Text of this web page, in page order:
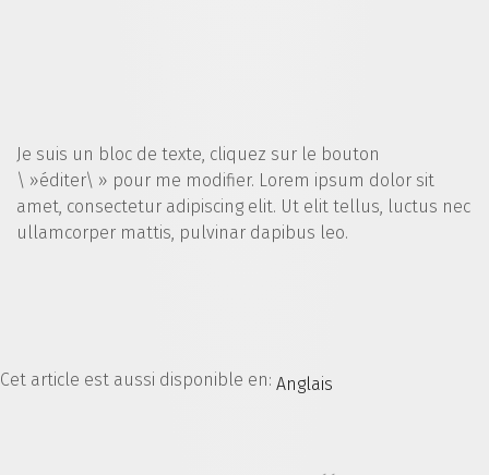
Je suis un bloc de texte, cliquez sur le bouton
\ »éditer\ » pour me modifier. Lorem ipsum dolor sit
amet, consectetur adipiscing elit. Ut elit tellus, luctus nec
ullamcorper mattis, pulvinar dapibus leo.
Cet article est aussi disponible en: Anglais